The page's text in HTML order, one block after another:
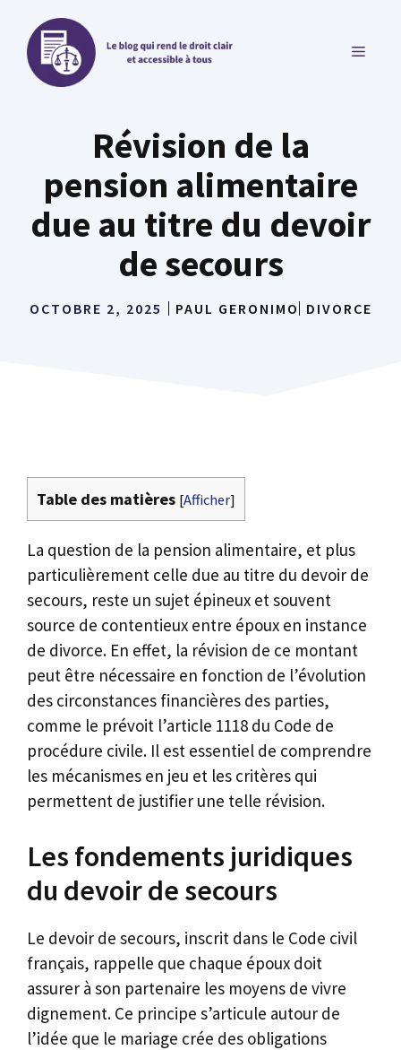
contenu
MENU
Révision de la
pension alimentaire
due au titre du devoir
de secours
OCTOBRE 2, 2025 PAUL GERONIMO DIVORCE
Table des matières [Afficher]
La question de la pension alimentaire, et plus
particulièrement celle due au titre du devoir de
secours, reste un sujet épineux et souvent
source de contentieux entre époux en instance
de divorce. En effet, la révision de ce montant
peut être nécessaire en fonction de l’évolution
des circonstances financières des parties,
comme le prévoit l’article 1118 du Code de
procédure civile. Il est essentiel de comprendre
les mécanismes en jeu et les critères qui
permettent de justifier une telle révision.
Les fondements juridiques
du devoir de secours
Le devoir de secours, inscrit dans le Code civil
français, rappelle que chaque époux doit
assurer à son partenaire les moyens de vivre
dignement. Ce principe s’articule autour de
l’idée que le mariage crée des obligations